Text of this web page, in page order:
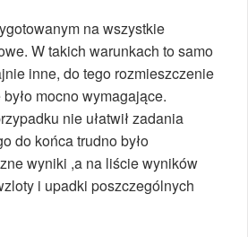
na wszystkie
W takich warunkach to samo
inne, do tego rozmieszczenie
mocno wymagające.
nie ułatwił zadania
do końca trudno było
wyniki ,a na liście wyników
i upadki poszczególnych